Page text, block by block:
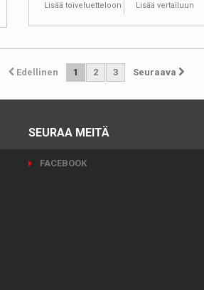
Lisää toiveluetteloon Lisää vertailuun
Edellinen 1 2 3 Seuraava
SEURAA MEITÄ
FACEBOOK